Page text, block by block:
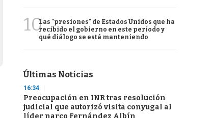
10Las "presiones" de Estados Unidos que ha
recibido el gobierno en este período y
qué diálogo se está manteniendo
Últimas Noticias
16:34
Preocupación en INR tras resolución
judicial que autorizó visita conyugal al
líder narco Fernández Albín